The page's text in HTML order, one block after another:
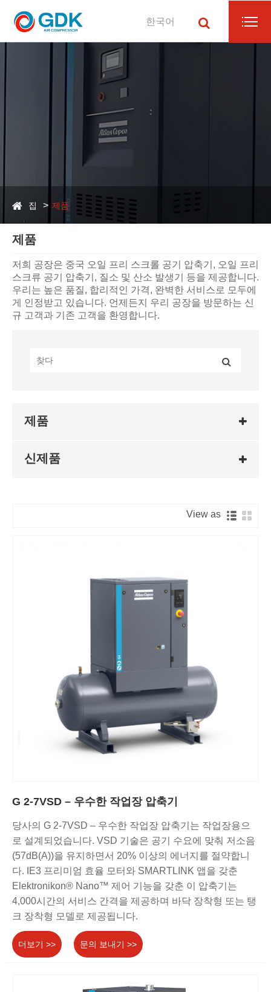
한국어
집 제품
제품
저희 공장은 중국 오일 프리 스크롤 공기 압축기, 오일 프리
스크류 공기 압축기, 질소 및 산소 발생기 등을 제공합니다.
우리는 높은 품질, 합리적인 가격, 완벽한 서비스로 모두에
게 인정받고 있습니다. 언제든지 우리 공장을 방문하는 신
규 고객과 기존 고객을 환영합니다.
제품
신제품
View as
G 2-7VSD – 우수한 작업장 압축기
당사의 G 2-7VSD – 우수한 작업장 압축기는 작업장용으
로 설계되었습니다. VSD 기술은 공기 수요에 맞춰 저소음
(57dB(A))을 유지하면서 20% 이상의 에너지를 절약합니
다. IE3 프리미엄 효율 모터와 SMARTLINK 앱을 갖춘
Elektronikon® Nano™ 제어 기능을 갖춘 이 압축기는
4,000시간의 서비스 간격을 제공하며 바닥 장착형 또는 탱
크 장착형 모델로 제공됩니다.
더보기 >> 문의 보내기 >>